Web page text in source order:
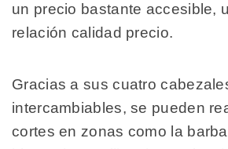
un precio bastante accesible,
relación calidad precio.
Gracias a sus cuatro
intercambiables, se pueden
cortes en zonas como la